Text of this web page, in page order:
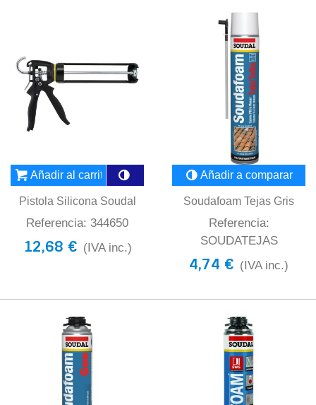
Añadir al carrito
Pistola Silicona Soudal
Referencia: 344650
12,68 € (IVA inc.)
Añadir a comparar
Soudafoam Tejas Gris
Referencia:
SOUDATEJAS
4,74 € (IVA inc.)